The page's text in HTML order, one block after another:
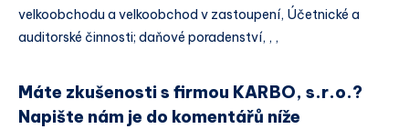
velkoobchodu a velkoobchod v zastoupení, Účetnické a
auditorské činnosti; daňové poradenství, , ,
Máte zkušenosti s firmou KARBO, s.r.o.?
Napište nám je do komentářů níže